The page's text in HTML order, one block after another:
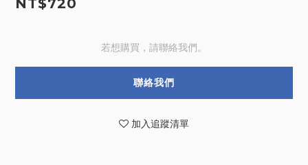
NT$720
若想購買，請聯絡我們。
聯絡我們
加入追蹤清單